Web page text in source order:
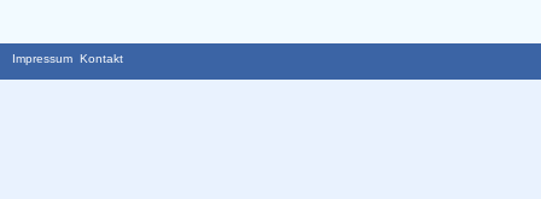
Impressum Kontakt